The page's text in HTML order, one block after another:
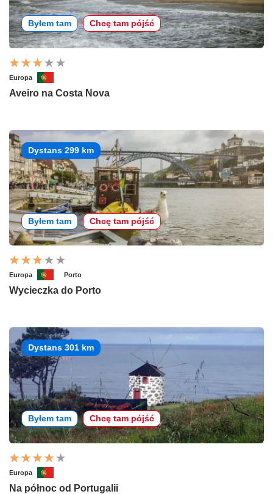
Byłem tam Chcę tam pójść
Europa
Aveiro na Costa Nova
Dystans 299 km
Byłem tam Chcę tam pójść
Europa Porto
Wycieczka do Porto
Dystans 301 km
Byłem tam Chcę tam pójść
Europa
Na północ od Portugalii